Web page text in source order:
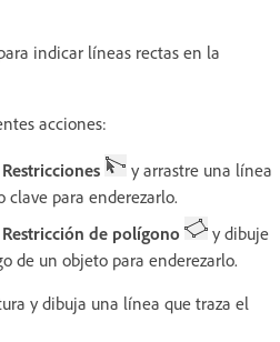
indicar líneas rectas en la
acciones:
Restricciones
y arrastre una línea
clave para enderezarlo.
Restricción de polígono
y dibuje
de un objeto para enderezarlo.
y dibuja una línea que traza el